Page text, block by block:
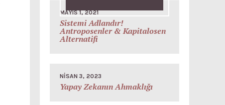
MAYIS 1, 2021
Sistemi Adlandır!
Antroposenler & Kapitalosen
Alternatifi
NISAN 3, 2023
Yapay Zekanın Ahmaklığı